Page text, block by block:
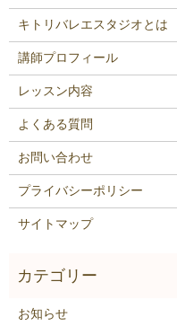
キトリバレエスタジオとは
講師プロフィール
レッスン内容
よくある質問
お問い合わせ
プライバシーポリシー
サイトマップ
お知らせ